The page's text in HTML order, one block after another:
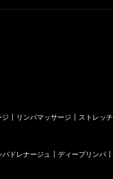
ジ リンパマッサージ ストレッチ
パドレナージュ ディープリンパ